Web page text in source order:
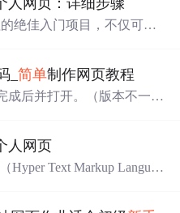
然没有我想要的库），但
用许多。 这里介绍一下新
绝佳入门项目，不仅可以
着你编程技能的提升，你
使用JavaScript增加页面互
的一次有趣且有益的尝
_简单制作网页教程
成后并打开。（版本不一样
好了。4左上角就看到
代码】【拆分】【设计】
人网页
Text Markup Languag